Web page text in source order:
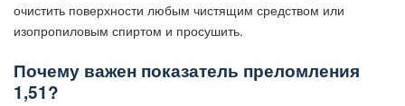
очистить поверхности любым чистящим средством или
изопропиловым спиртом и просушить.
Почему важен показатель преломления
1,51?